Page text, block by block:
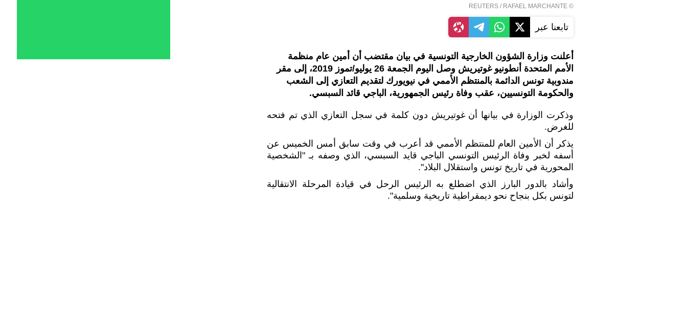
©
REUTERS / RAFAEL MARCHANTE
تابعنا عبر
أعلنت وزارة الشؤون الخارجية التونسية في بيان مقتضب أن أمين عام منظمة
الأمم المتحدة أنطونيو غوتيريش وصل اليوم الجمعة 26 يوليو/تموز 2019، إلى مقر
مندوبية تونس الدائمة بالمنتظم الأممي في نيويورك لتقديم التعازي إلى الشعب
والحكومة التونسيين، عقب وفاة رئيس الجمهورية، الباجي قائد السبسي.
وذكرت الوزارة في بيانها أن غوتيريش دون كلمة في سجل التعازي الذي تم فتحه
للغرض.
يذكر أن الأمين العام للمنتظم الأممي قد أعرب في وقت سابق أمس الخميس عن
أسفه لخبر وفاة الرئيس التونسي الباجي قايد السبسي، الذي وصفه بـ "الشخصية
المحورية في تاريخ تونس واستقلال البلاد".
وأشاد بالدور البارز الذي اضطلع به الرئيس الرحل في قيادة المرحلة الانتقالية
لتونس بكل بنجاح نحو ديمقراطية تاريخية وسلمية".